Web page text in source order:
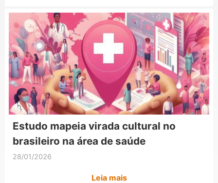
Estudo mapeia virada cultural no
brasileiro na área de saúde
28/01/2026
Leia mais